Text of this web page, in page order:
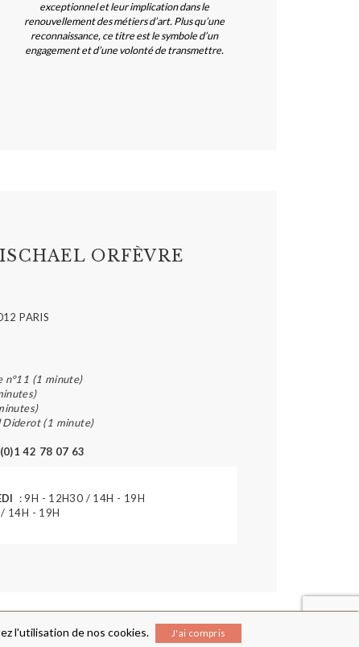
exceptionnel et leur implication dans le
renouvellement des métiers d’art. Plus qu’une
reconnaissance, ce titre est le symbole d’un
engagement et d’une volonté de transmettre.
ORFÈVRE
PARIS
n°11 (1 minute)
Diderot (1 minute)
42 78 07 63
: 9H - 12H30 / 14H - 19H
14H - 19H
l'utilisation de nos cookies. J'ai compris